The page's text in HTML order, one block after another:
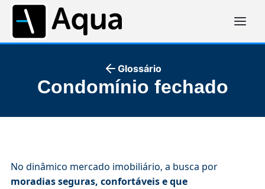
Glossário
Condomínio fechado
No dinâmico mercado imobiliário, a busca por
moradias seguras, confortáveis e que